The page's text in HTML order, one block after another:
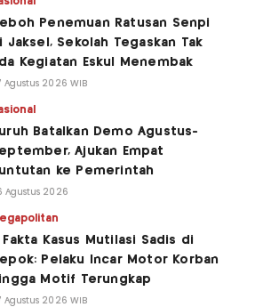
Penemuan Ratusan Senpi
Jaksel, Sekolah Tegaskan Tak
Kegiatan Eskul Menembak
Agustus 2026 WIB
Batalkan Demo Agustus-
Ajukan Empat
ke Pemerintah
Agustus 2026
Fakta Kasus Mutilasi Sadis di
Pelaku Incar Motor Korban
Motif Terungkap
Agustus 2026 WIB